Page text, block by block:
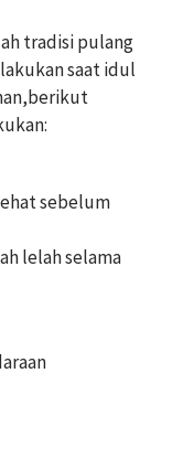
tradisi pulang
saat idul
sebelum
lelah selama